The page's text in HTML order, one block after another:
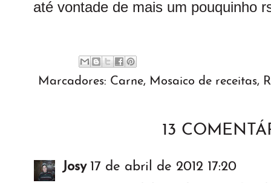
até vontade de mais um pouquinho
Marcadores: Carne, Mosaico de receitas,
13
Josy 17 de abril de 2012 17:20